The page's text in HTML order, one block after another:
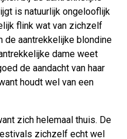
is natuurlijk ongelooflijk
flink wat van zichzelf
de aantrekkelijke blondine
dame weet
de aandacht van haar
houdt wel van een
zich helemaal thuis. De
zichzelf echt wel